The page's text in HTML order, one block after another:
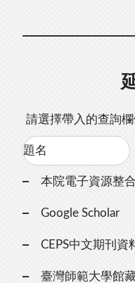
請選擇帶入的查詢欄
本院電子資源整
Google Scholar
CEPS中文期刊資
臺灣師範大學館